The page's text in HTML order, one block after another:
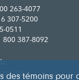
263-4077
307-5200
0511
387-8092
est
des témoins pour